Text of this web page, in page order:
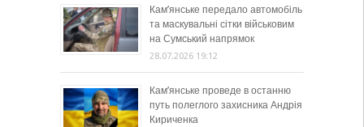
Кам’янське передало автомобіль
та маскувальні сітки військовим
на Сумський напрямок
28.07.2026 19:12
Кам’янське проведе в останню
путь полеглого захисника Андрія
Кириченка